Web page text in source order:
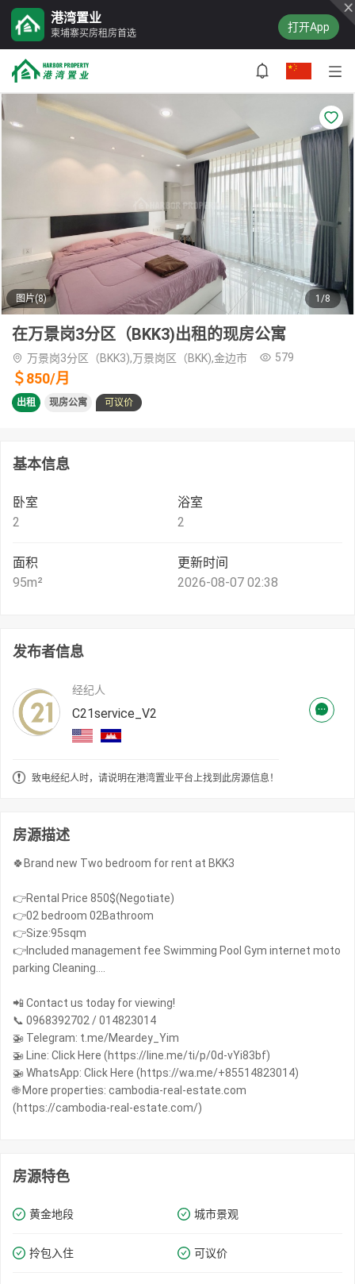
港湾置业
柬埔寨买房租房首选 打开App
图片(8) 1/8
在万景岗3分区（BKK3)出租的现房公寓
万景岗3分区（BKK3),万景岗区（BKK),金边市 579
＄850/月
出租 现房公寓 可议价
基本信息
卧室
2
浴室
2
面积
95m²
更新时间
2026-08-07 02:38
发布者信息
经纪人
C21service_V2
致电经纪人时，请说明在港湾置业平台上找到此房源信息！
房源描述
🍀Brand new Two bedroom for rent at BKK3
👉Rental Price 850$(Negotiate)
👉02 bedroom 02Bathroom
👉Size:95sqm
👉Included management fee Swimming Pool Gym internet moto
parking Cleaning….
📲 Contact us today for viewing!
📞 0968392702 / 014823014
🚁 Telegram: t.me/Meardey_Yim
🚁 Line: Click Here (https://line.me/ti/p/0d-vYi83bf)
🚁 WhatsApp: Click Here (https://wa.me/+85514823014)
🌐 More properties: cambodia-real-estate.com
(https://cambodia-real-estate.com/)
房源特色
黄金地段 城市景观
拎包入住 可议价